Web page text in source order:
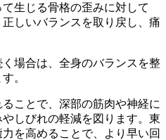
生じる骨格の歪みに対して
しいバランスを取り戻し、痛
場合は、全身のバランスを整
。
ることで、深部の筋肉や神経に
しびれの軽減を図ります。東
を高めることで、より早い回